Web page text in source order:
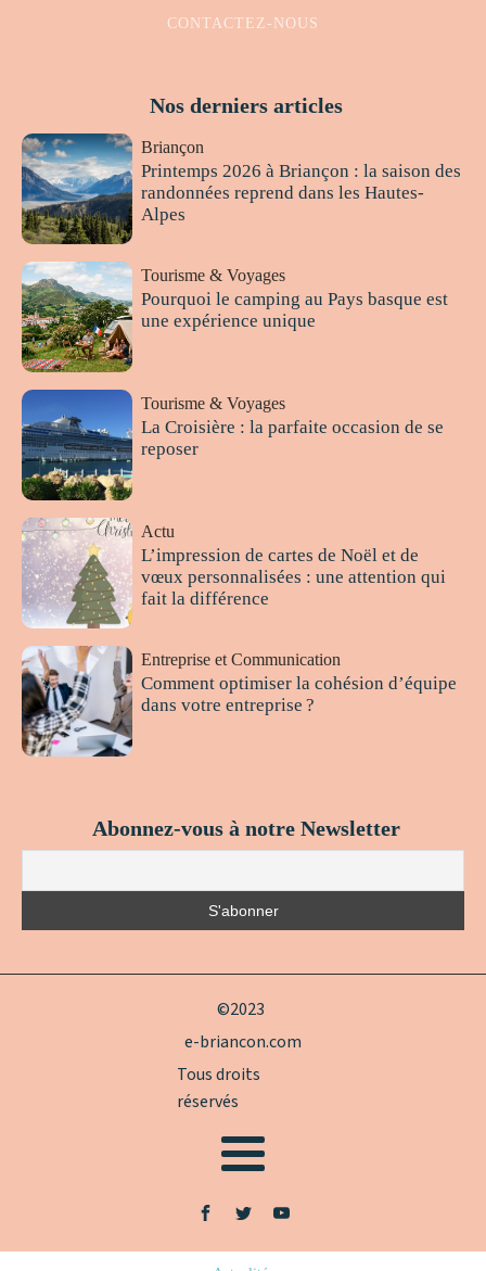
CONTACTEZ-NOUS
Nos derniers articles
Briançon
Printemps 2026 à Briançon : la saison des
randonnées reprend dans les Hautes-
Alpes
Tourisme & Voyages
Pourquoi le camping au Pays basque est
une expérience unique
Tourisme & Voyages
La Croisière : la parfaite occasion de se
reposer
Actu
L’impression de cartes de Noël et de
vœux personnalisées : une attention qui
fait la différence
Entreprise et Communication
Comment optimiser la cohésion d’équipe
dans votre entreprise ?
Abonnez-vous à notre Newsletter
©2023
e-briancon.com
Tous droits
réservés